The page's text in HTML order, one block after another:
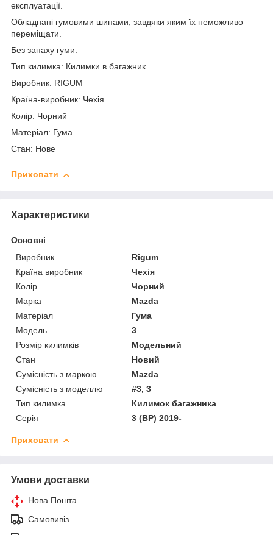
експлуатації.
Обладнані гумовими шипами, завдяки яким їх неможливо
переміщати.
Без запаху гуми.
Тип килимка: Килимки в багажник
Виробник: RIGUM
Країна-виробник: Чехія
Колір: Чорний
Матеріал: Гума
Стан: Нове
Приховати
Характеристики
Основні
Виробник
Rigum
Країна виробник
Чехія
Колір
Чорний
Марка
Mazda
Матеріал
Гума
Модель
3
Розмір килимків
Модельний
Стан
Новий
Сумісність з маркою
Mazda
Сумісність з моделлю
#3, 3
Тип килимка
Килимок багажника
Серія
3 (BP) 2019-
Приховати
Умови доставки
Нова Пошта
Самовивіз